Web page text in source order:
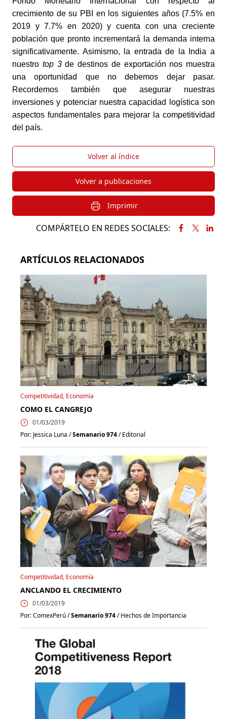
crecimiento de su PBI en los siguientes años (7.5% en
2019 y 7.7% en 2020) y cuenta con una creciente
población que pronto incrementará la demanda interna
significativamente. Asimismo, la entrada de la India a
nuestro top 3 de destinos de exportación nos muestra
una oportunidad que no debemos dejar pasar.
Recordemos también que asegurar nuestras
inversiones y potenciar nuestra capacidad logística son
aspectos fundamentales para mejorar la competitividad
del país.
Volver al índice
Volver a publicaciones
Imprimir
COMPÁRTELO EN REDES SOCIALES:
ARTÍCULOS RELACIONADOS
Competitividad, Economía
COMO EL CANGREJO
01/03/2019
Por: Jessica Luna /Semanario 974/ Editorial
Competitividad, Economía
ANCLANDO EL CRECIMIENTO
01/03/2019
Por: ComexPerú /Semanario 974/ Hechos de Importancia